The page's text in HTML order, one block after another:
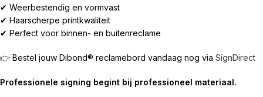
✔ Weerbestendig en vormvast
✔ Haarscherpe printkwaliteit
✔ Perfect voor binnen- en buitenreclame
👉 Bestel jouw Dibond® reclamebord vandaag nog via SignDirect
Professionele signing begint bij professioneel materiaal.